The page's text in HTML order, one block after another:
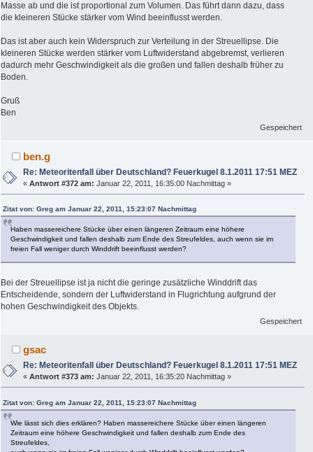
Masse ab und die ist proportional zum Volumen. Das führt dann dazu, dass
die kleineren Stücke stärker vom Wind beeinflusst werden.
Das ist aber auch kein Widerspruch zur Verteilung in der Streuellipse. Die
kleineren Stücke werden stärker vom Luftwiderstand abgebremst, verlieren
dadurch mehr Geschwindigkeit als die großen und fallen deshalb früher zu
Boden.
Gruß
Ben
Gespeichert
ben.g
Re: Meteoritenfall über Deutschland? Feuerkugel 8.1.2011 17:51 MEZ
«Antwort #372 am: Januar 22, 2011, 16:35:00 Nachmittag »
Zitat von: Greg am Januar 22, 2011, 15:23:07 Nachmittag
Haben massereichere Stücke über einen längeren Zeitraum eine höhere
Geschwindigkeit und fallen deshalb zum Ende des Streufeldes, auch wenn sie im
freien Fall weniger durch Winddrift beeinflusst werden?
Bei der Streuellipse ist ja nicht die geringe zusätzliche Winddrift das
Entscheidende, sondern der Luftwiderstand in Flugrichtung aufgrund der
hohen Geschwindigkeit des Objekts.
Gespeichert
gsac
Re: Meteoritenfall über Deutschland? Feuerkugel 8.1.2011 17:51 MEZ
«Antwort #373 am: Januar 22, 2011, 16:35:20 Nachmittag »
Zitat von: Greg am Januar 22, 2011, 15:23:07 Nachmittag
Wie lässt sich dies erklären? Haben massereichere Stücke über einen längeren
Zeitraum eine höhere Geschwindigkeit und fallen deshalb zum Ende des
Streufeldes,